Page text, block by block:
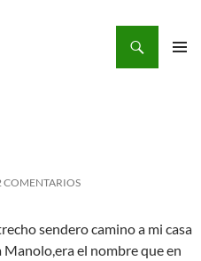
COMENTARIOS
sendero camino a mi casa
Manolo,era el nombre que en